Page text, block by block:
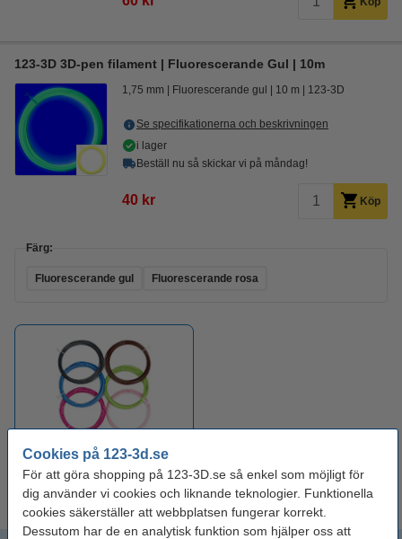
Cookies på 123-3d.se
För att göra shopping på 123-3D.se så enkel som möjligt för
dig använder vi cookies och liknande teknologier. Funktionella
cookies säkerställer att webbplatsen fungerar korrekt.
Dessutom har de en analytisk funktion som hjälper oss att
123-3D 3D-pen filament | Fluorescerande Gul | 10m
1,75 mm Fluorescerande gul 10 m 123-3D
Se specifikationerna och beskrivningen
i lager
Beställ nu så skickar vi på måndag!
40 kr Köp
Färg:
Fluorescerande gul Fluorescerande rosa
Filament till 3D-pennor